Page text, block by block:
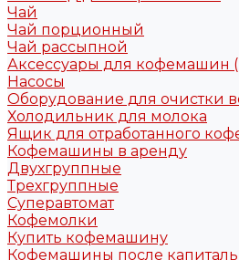
Чай
Чай порционный
Чай рассыпной
Аксессуары для кофемашин
Насосы
Оборудование для очистки
Холодильник для молока
Ящик для отработанного
Кофемашины в аренду
Двухгруппные
Трехгруппные
Суперавтомат
Кофемолки
Купить кофемашину
Кофемашины после